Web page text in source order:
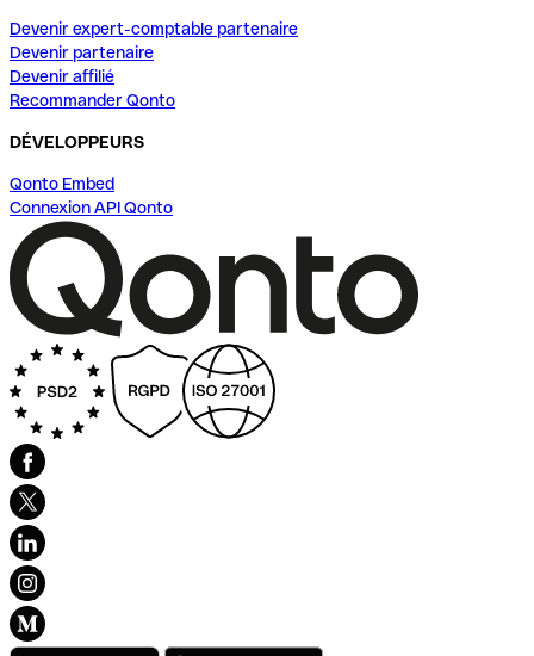
Devenir expert-comptable partenaire
Devenir partenaire
Devenir affilié
Recommander Qonto
DÉVELOPPEURS
Qonto Embed
Connexion API Qonto